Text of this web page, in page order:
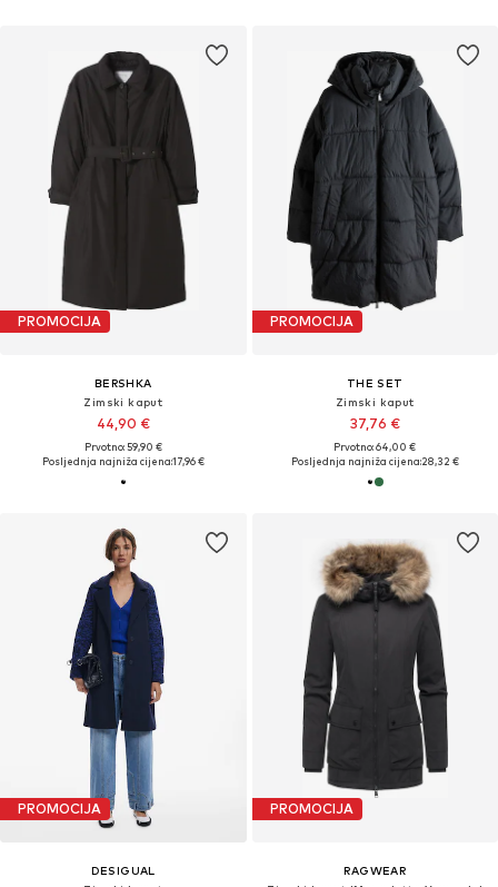
PROMOCIJA
BERSHKA
Zimski kaput
44,90 €
Prvotno: 59,90 €
Posljednja najniža cijena:17,96 €
PROMOCIJA
THE SET
Zimski kaput
37,76 €
Prvotno: 64,00 €
Posljednja najniža cijena:28,32 €
PROMOCIJA
DESIGUAL
PROMOCIJA
RAGWEAR